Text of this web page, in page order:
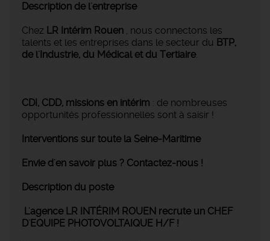
Description de l'entreprise
Chez LR Intérim Rouen , nous connectons les
talents et les entreprises dans le secteur du BTP,
de l'Industrie, du Médical et du Tertiaire.
CDI, CDD, missions en intérim : de nombreuses
opportunités professionnelles sont à saisir !
Interventions sur toute la Seine-Maritime
Envie d'en savoir plus ? Contactez-nous !
Description du poste
L'agence LR INTÉRIM ROUEN recrute un CHEF
D'EQUIPE PHOTOVOLTAIQUE H/F !